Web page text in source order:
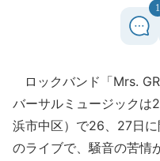
1
ロックバンド「Mrs.
バーサルミュージック
浜市中区）で26、27日
のライブで、騒音の苦情